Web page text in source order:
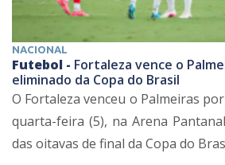
NACIONAL
Futebol - Fortaleza vence o
eliminado da Copa do Brasil
O Fortaleza venceu o Palmeiras
quarta-feira (5), na Arena
das oitavas de final da Copa do